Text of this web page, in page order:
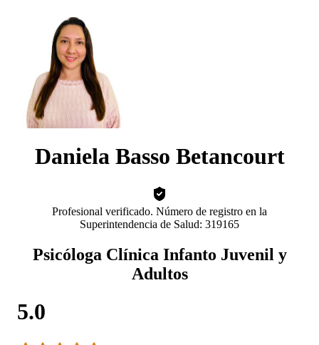
Daniela Basso Betancourt
Profesional verificado. Número de registro en la
Superintendencia de Salud: 319165
Psicóloga Clínica Infanto Juvenil y
Adultos
5.0